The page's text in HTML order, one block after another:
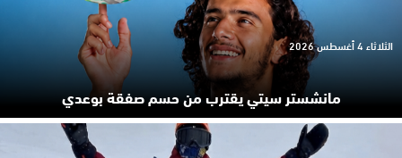
مانشستر سيتي يقترب من حسم صفقة بوعدي
الثلاثاء 4 أغسطس 2026